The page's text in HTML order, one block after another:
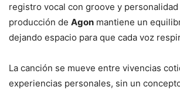
registro vocal con groove y personalidad
producción de Agon mantiene un
dejando espacio para que cada voz
La canción se mueve entre vivencias
experiencias personales, sin un